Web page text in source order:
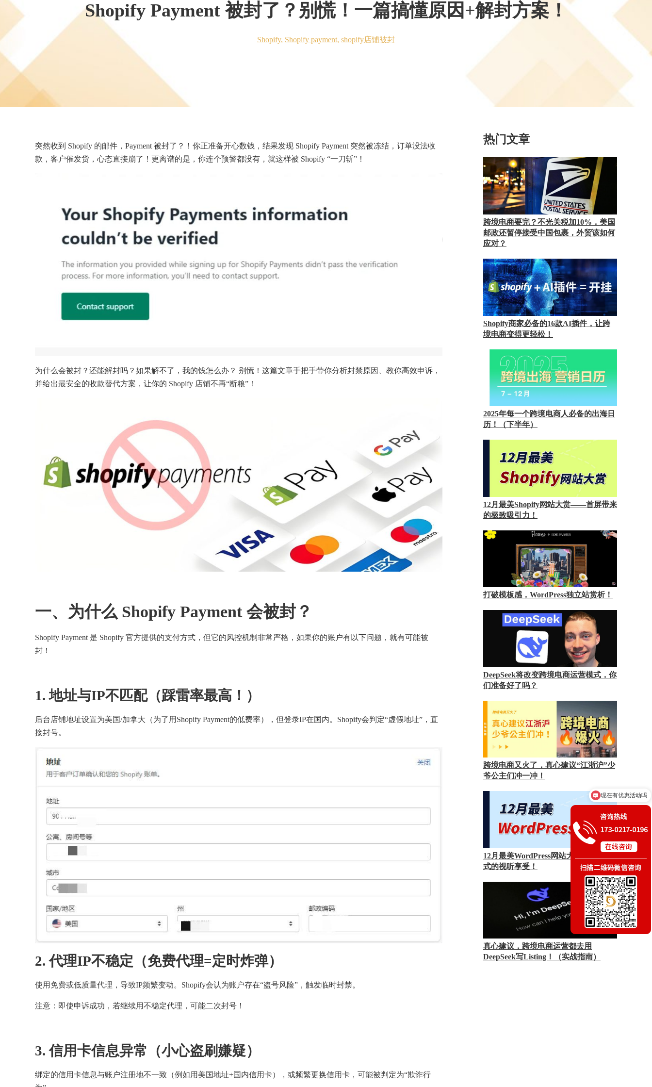
Shopify Payment 被封了？别慌！一篇搞懂原因+解封方案！
Shopify, Shopify payment, shopify店铺被封
突然收到 Shopify 的邮件，Payment 被封了？！你正准备开心数钱，结果发现 Shopify Payment 突然被冻结，订单没法收
款，客户催发货，心态直接崩了！更离谱的是，你连个预警都没有，就这样被 Shopify “一刀斩”！
为什么会被封？还能解封吗？如果解不了，我的钱怎么办？ 别慌！这篇文章手把手带你分析封禁原因、教你高效申诉，
并给出最安全的收款替代方案，让你的 Shopify 店铺不再“断粮”！
一、为什么 Shopify Payment 会被封？
Shopify Payment 是 Shopify 官方提供的支付方式，但它的风控机制非常严格，如果你的账户有以下问题，就有可能被
封！
1. 地址与IP不匹配（踩雷率最高！）
后台店铺地址设置为美国/加拿大（为了用Shopify Payment的低费率），但登录IP在国内。Shopify会判定“虚假地址”，直
接封号。
2. 代理IP不稳定（免费代理=定时炸弹）
使用免费或低质量代理，导致IP频繁变动。Shopify会认为账户存在“盗号风险”，触发临时封禁。
注意：即使申诉成功，若继续用不稳定代理，可能二次封号！
3. 信用卡信息异常（小心盗刷嫌疑）
绑定的信用卡信息与账户注册地不一致（例如用美国地址+国内信用卡），或频繁更换信用卡，可能被判定为“欺诈行
热门文章
跨境电商要完？不光关税加10%，美国
邮政还暂停接受中国包裹，外贸该如何
应对？
Shopify商家必备的16款AI插件，让跨
境电商变得更轻松！
2025年每一个跨境电商人必备的出海日
历！（下半年）
12月最美Shopify网站大赏——首屏带来
的极致吸引力！
打破模板感，WordPress独立站赏析！
DeepSeek将改变跨境电商运营模式，你
们准备好了吗？
跨境电商又火了，真心建议“江浙沪”少
爷公主们冲一冲！
12月最美WordPress网站大赏——沉浸
式的视听享受！
真心建议，跨境电商运营都去用
DeepSeek写Listing！（实战指南）
可以介绍下你们的服务么